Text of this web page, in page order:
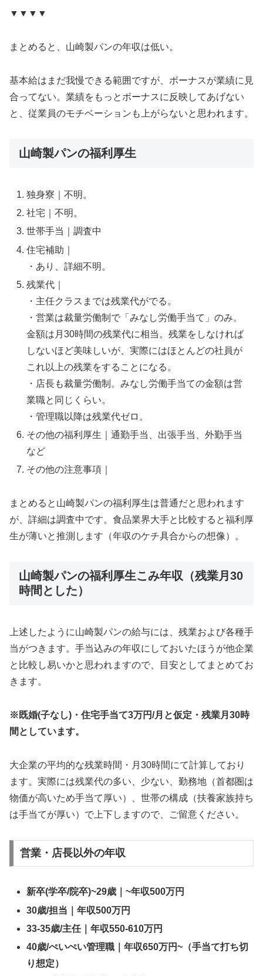
▼▼▼▼
まとめると、山崎製パンの年収は低い。
基本給はまだ我慢できる範囲ですが、ボーナスが業績に見
合ってない。業績をもっとボーナスに反映してあげない
と、従業員のモチベーションも上がらないと思われます。
山崎製パンの福利厚生
独身寮｜不明。
社宅｜不明。
世帯手当｜調査中
住宅補助｜
・あり、詳細不明。
残業代｜
・主任クラスまでは残業代がでる。
・営業は裁量労働制で「みなし労働手当て」のみ。
金額は月30時間の残業代に相当。残業をしなければ
しないほど美味しいが、実際にはほとんどの社員が
これ以上の残業をすることになる。
・店長も裁量労働制。みなし労働手当ての金額は営
業職と同じくらい。
・管理職以降は残業代ゼロ。
その他の福利厚生｜通勤手当、出張手当、外勤手当
など
その他の注意事項｜
まとめると山崎製パンの福利厚生は普通だと思われます
が、詳細は調査中です。食品業界大手と比較すると福利厚
生が薄いと推測します（年収のケチ具合からの想像）。
山崎製パンの福利厚生こみ年収（残業月30
時間とした）
上述したように山崎製パンの給与には、残業および各種手
当がつきます。手当込みの年収にしておいたほうが他企業
と比較し易いかと思われますので、目安としてまとめてお
きます。
※既婚(子なし)・住宅手当て3万円/月と仮定・ 残業月30時
間としています。
大企業の平均的な残業時間・月30時間にて計算しており
ます。実際には残業代の多い、少ない、勤務地（首都圏は
物価が高いため手当て厚い）、世帯の構成（扶養家族持ち
は手当てが厚い）で上下しますので、ご留意ください。
営業・店長以外の年収
新卒(学卒/院卒)~29歳｜~年収500万円
30歳/担当｜年収500万円
33-35歳/主任｜年収550-610万円
40歳/ぺいぺい管理職｜年収650万円~（手当て打ち切
り想定）